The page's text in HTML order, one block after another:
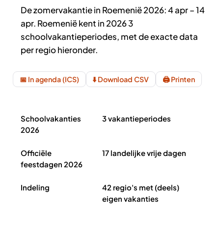
De zomervakantie in Roemenië 2026: 4 apr – 14
apr. Roemenië kent in 2026 3
schoolvakantieperiodes, met de exacte data
per regio hieronder.
📅 In agenda (ICS) ⬇️ Download CSV 🖨️ Printen
Schoolvakanties
2026
3 vakantieperiodes
Officiële
feestdagen 2026
17 landelijke vrije dagen
Indeling
42 regio's met (deels)
eigen vakanties